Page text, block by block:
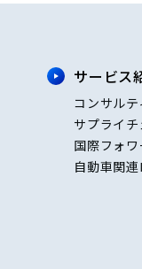
サービス
コンサルテ
サプライ
国際フォ
自動車関